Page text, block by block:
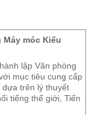
móc Kiểu
lập Văn phòng
mục tiêu cung cấp
trên lý thuyết
tiếng thế giới, Tiến